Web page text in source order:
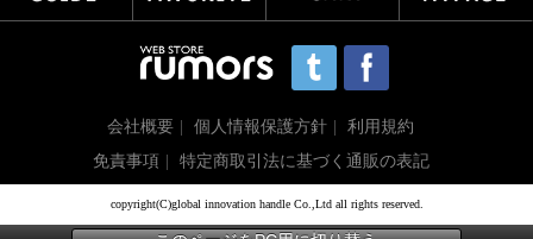
会社概要 個人情報保護方針
利用規約
免責事項
特定商取引法に基づく通販の表記
copyright(C)global innovation handle Co.,Ltd all rights reserved.